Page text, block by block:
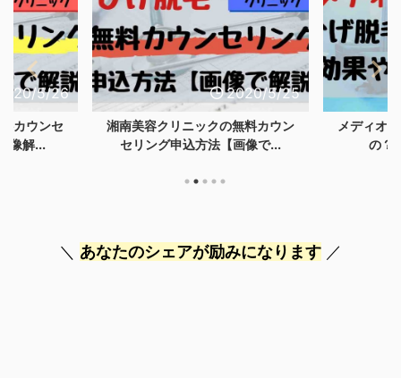
2020/5/25
ニックの無料カウン
込方法【画像で...
2020/5/20
メディオスターでの髭脱毛は痛い
の？効果や特徴を紹介
＼ あなたのシェアが励みになります ／